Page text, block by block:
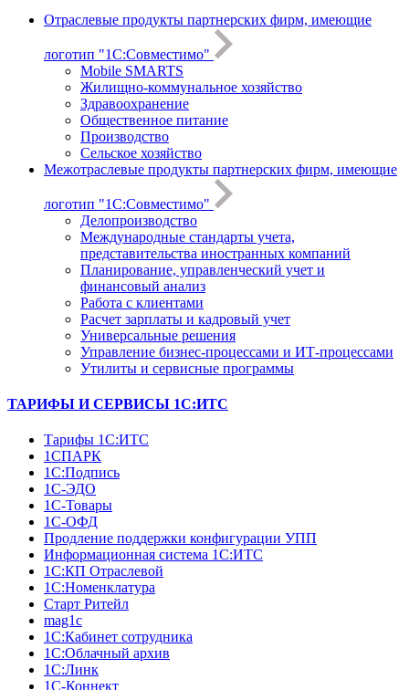
Отраслевые продукты партнерских фирм, имеющие
логотип "1С:Совместимо"
Mobile SMARTS
Жилищно-коммунальное хозяйство
Здравоохранение
Общественное питание
Производство
Сельское хозяйство
Межотраслевые продукты партнерских фирм, имеющие
логотип "1С:Совместимо"
Делопроизводство
Международные стандарты учета,
представительства иностранных компаний
Планирование, управленческий учет и
финансовый анализ
Работа с клиентами
Расчет зарплаты и кадровый учет
Универсальные решения
Управление бизнес-процессами и ИТ-процессами
Утилиты и сервисные программы
ТАРИФЫ И СЕРВИСЫ 1С:ИТС
Тарифы 1С:ИТС
1СПАРК
1С:Подпись
1С-ЭДО
1С-Товары
1С-ОФД
Продление поддержки конфигурации УПП
Информационная система 1С:ИТС
1С:КП Отраслевой
1С:Номенклатура
Старт Ритейл
mag1c
1С:Кабинет сотрудника
1С:Облачный архив
1С:Линк
1С-Коннект